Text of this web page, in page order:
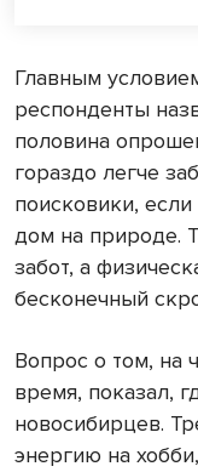
Главным
респонденты
половина
гораздо легче
поисковики,
дом на природе.
забот, а
бесконечный
Вопрос о том, на
время, показал,
новосибирцев.
энергию на